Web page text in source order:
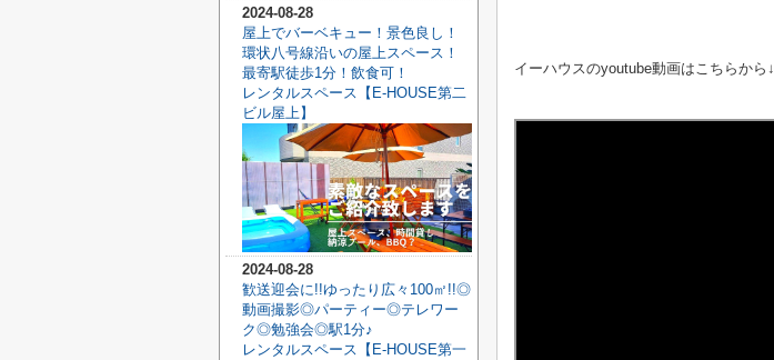
イーハウスのyoutube動画はこちらから↓
2024-08-28
屋上でバーベキュー！景色良し！
環状八号線沿いの屋上スペース！
最寄駅徒歩1分！飲食可！
レンタルスペース【E-HOUSE第二
ビル屋上】
2024-08-28
歓送迎会に!!ゆったり広々100㎡!!◎
動画撮影◎パーティー◎テレワー
ク◎勉強会◎駅1分♪
レンタルスペース【E-HOUSE第一